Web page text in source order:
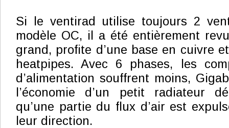
Si le ventirad utilise toujours 2
modèle OC, il a été entièrement
grand, profite d’une base en cuivre
heatpipes. Avec 6 phases, les
d’alimentation souffrent moins,
l’économie d’un petit radiateur
qu’une partie du flux d’air est
leur direction.